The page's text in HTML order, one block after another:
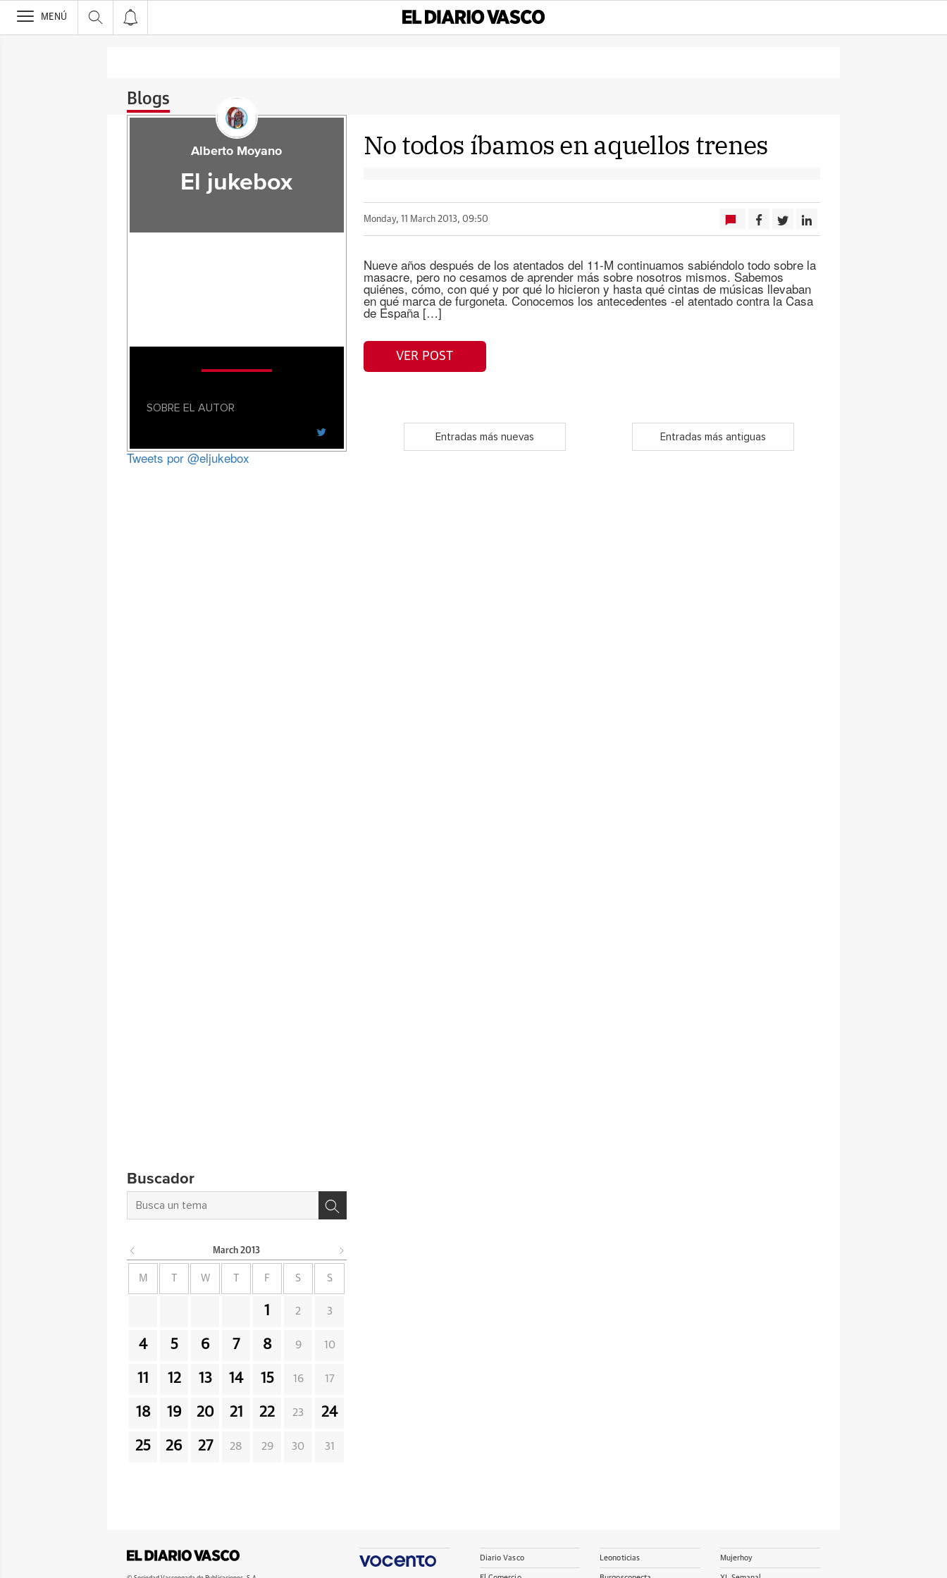
>
MENÚ
Blogs
No todos íbamos en aquellos trenes
Monday, 11 March 2013, 09:50
Nueve años después de los atentados del 11-M continuamos sabiéndolo todo sobre la
masacre, pero no cesamos de aprender más sobre nosotros mismos. Sabemos
quiénes, cómo, con qué y por qué lo hicieron y hasta qué cintas de músicas llevaban
en qué marca de furgoneta. Conocemos los antecedentes -el atentado contra la Casa
de España […]
VER POST
Entradas más nuevas Entradas más antiguas
Alberto Moyano
El jukebox
SOBRE EL AUTOR
Tweets por @eljukebox
Buscador
March 2013
M W F S S
1 2 3
4 5 6 7 8 9 10
11 12 13 14 15 16 17
18 19 20 21 22 23 24
25 26 27 28 29 30 31
Diario Vasco Leonoticias Mujerhoy